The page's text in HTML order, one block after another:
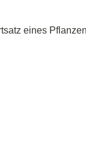
eines